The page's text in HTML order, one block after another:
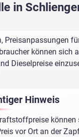
in
Preisanpassungen
können sich
Dieselpreise
Hinweis
vor Ort an der